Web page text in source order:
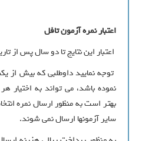
اعتبار نمره آزمون تافل
اعتبار این نتایج تا دو سال پس از
نموده باشد، می تواند به اختیار
بهتر است به منظور ارسال نمره
سایر آزمونها ارسال نمی شوند.